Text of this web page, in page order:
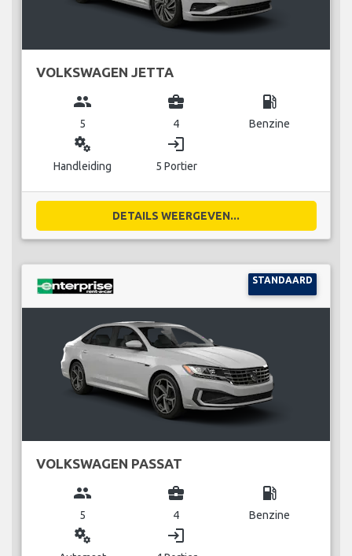
VOLKSWAGEN JETTA
group
5
business_center
4
local_gas_station
Benzine
miscellaneous_services
Handleiding
login
5 Portier
DETAILS WEERGEVEN...
STANDAARD
VOLKSWAGEN PASSAT
group
5
business_center
4
local_gas_station
Benzine
miscellaneous_services login